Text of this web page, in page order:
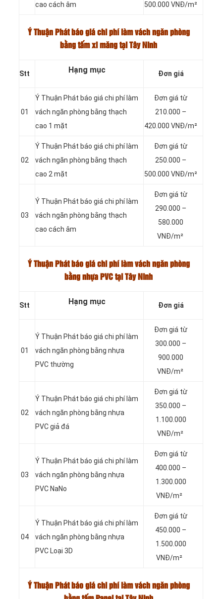
cao cách âm
500.000 VNĐ/m²
Ý Thuận Phát báo giá chi phí làm vách ngăn phòng
bằng tấm xi măng tại Tây Ninh
Stt Hạng mục Đơn giá
01
Ý Thuận Phát báo giá chi phí làm
vách ngăn phòng bằng thạch
cao 1 mặt
Đơn giá từ
210.000 –
420.000 VNĐ/m²
02
Ý Thuận Phát báo giá chi phí làm
vách ngăn phòng bằng thạch
cao 2 mặt
Đơn giá từ
250.000 –
500.000 VNĐ/m²
03
Ý Thuận Phát báo giá chi phí làm
vách ngăn phòng bằng thạch
cao cách âm
Đơn giá từ
290.000 –
580.000
VNĐ/m²
Ý Thuận Phát báo giá chi phí làm vách ngăn phòng
bằng nhựa PVC tại Tây Ninh
Stt Hạng mục Đơn giá
01
Ý Thuận Phát báo giá chi phí làm
vách ngăn phòng bằng nhựa
PVC thường
Đơn giá từ
300.000 –
900.000
VNĐ/m²
02
Ý Thuận Phát báo giá chi phí làm
vách ngăn phòng bằng nhựa
PVC giả đá
Đơn giá từ
350.000 –
1.100.000
VNĐ/m²
03
Ý Thuận Phát báo giá chi phí làm
vách ngăn phòng bằng nhựa
PVC NaNo
Đơn giá từ
400.000 –
1.300.000
VNĐ/m²
04
Ý Thuận Phát báo giá chi phí làm
vách ngăn phòng bằng nhựa
PVC Loại 3D
Đơn giá từ
450.000 –
1.500.000
VNĐ/m²
Ý Thuận Phát báo giá chi phí làm vách ngăn phòng